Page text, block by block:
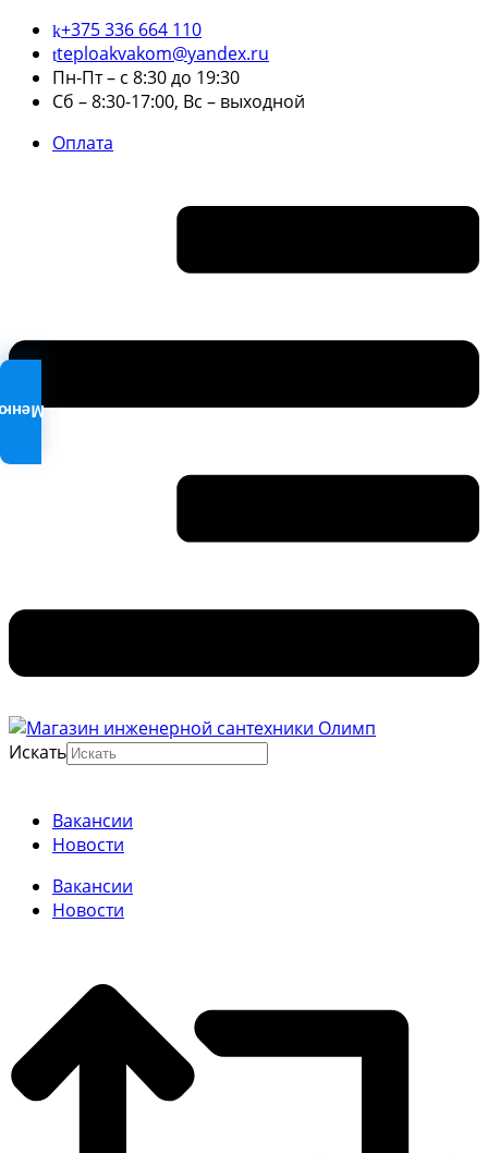
+375 336 664 110
teploakvakom@yandex.ru
Пн-Пт – с 8:30 до 19:30
Сб – 8:30-17:00, Вс – выходной
Оплата
Искать
Вакансии
Новости
Вакансии
Новости